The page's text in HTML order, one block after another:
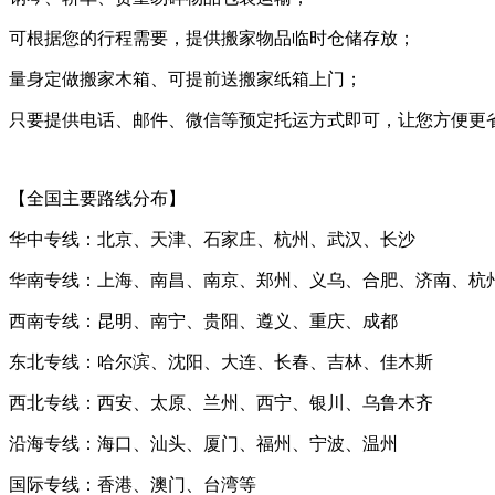
可根据您的行程需要，提供搬家物品临时仓储存放；
量身定做搬家木箱、可提前送搬家纸箱上门；
只要提供电话、邮件、微信等预定托运方式即可，让您方便更
【全国主要路线分布】
华中专线：北京、天津、石家庄、杭州、武汉、长沙
华南专线：上海、南昌、南京、郑州、义乌、合肥、济南、杭
西南专线：昆明、南宁、贵阳、遵义、重庆、成都
东北专线：哈尔滨、沈阳、大连、长春、吉林、佳木斯
西北专线：西安、太原、兰州、西宁、银川、乌鲁木齐
沿海专线：海口、汕头、厦门、福州、宁波、温州
国际专线：香港、澳门、台湾等